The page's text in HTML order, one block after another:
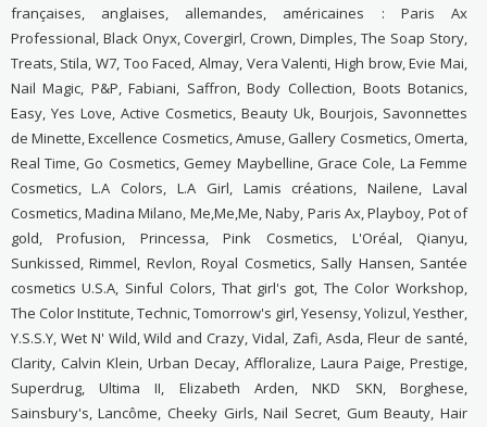
françaises, anglaises, allemandes, américaines : Paris Ax
Professional, Black Onyx, Covergirl, Crown, Dimples, The Soap Story,
Treats, Stila, W7, Too Faced, Almay, Vera Valenti, High brow, Evie Mai,
Nail Magic, P&P, Fabiani, Saffron, Body Collection, Boots Botanics,
Easy, Yes Love, Active Cosmetics, Beauty Uk, Bourjois, Savonnettes
de Minette, Excellence Cosmetics, Amuse, Gallery Cosmetics, Omerta,
Real Time, Go Cosmetics, Gemey Maybelline, Grace Cole, La Femme
Cosmetics, L.A Colors, L.A Girl, Lamis créations, Nailene, Laval
Cosmetics, Madina Milano, Me,Me,Me, Naby, Paris Ax, Playboy, Pot of
gold, Profusion, Princessa, Pink Cosmetics, L'Oréal, Qianyu,
Sunkissed, Rimmel, Revlon, Royal Cosmetics, Sally Hansen, Santée
cosmetics U.S.A, Sinful Colors, That girl's got, The Color Workshop,
The Color Institute, Technic, Tomorrow's girl, Yesensy, Yolizul, Yesther,
Y.S.S.Y, Wet N' Wild, Wild and Crazy, Vidal, Zafi, Asda, Fleur de santé,
Clarity, Calvin Klein, Urban Decay, Affloralize, Laura Paige, Prestige,
Superdrug, Ultima II, Elizabeth Arden, NKD SKN, Borghese,
Sainsbury's, Lancôme, Cheeky Girls, Nail Secret, Gum Beauty, Hair